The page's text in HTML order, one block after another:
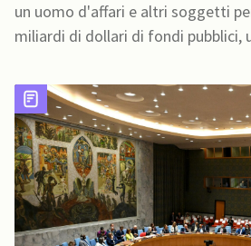
un uomo d'affari e altri soggetti
miliardi di dollari di fondi pubblici,